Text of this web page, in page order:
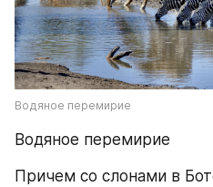
Водяное перемирие
Водяное перемирие
Причем со слонами в